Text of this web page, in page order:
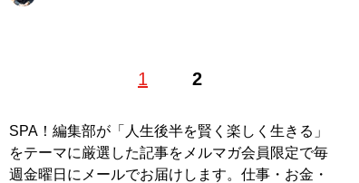
1 2
してデビュー。酒好きが高じて、2011年に
した。新型コロナウイルス影響を補填すべく、原価BAR
オンライン「リカーライブラリー」
をスタート。
YouTubeチャンネル
も開設し生き残りに挑んでいる
SPA！編集部が「人生後半を賢く楽しく生きる」
をテーマに厳選した記事をメルマガ会員限定で毎
週金曜日にメールでお届けします。仕事・お金・